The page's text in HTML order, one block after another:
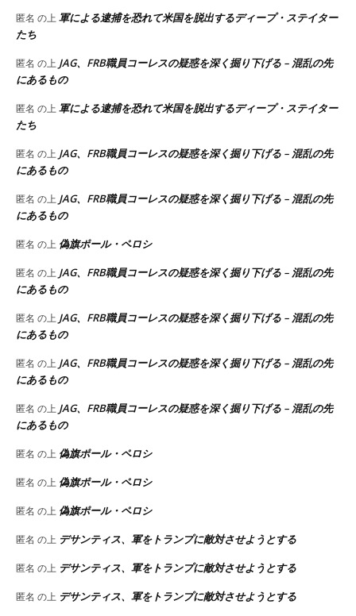
匿名 の上軍による逮捕を恐れて米国を脱出するディープ・ステイター
たち
匿名 の上 JAG、FRB職員コーレスの疑惑を深く掘り下げる – 混乱の先
にあるもの
匿名 の上軍による逮捕を恐れて米国を脱出するディープ・ステイター
たち
匿名 の上 JAG、FRB職員コーレスの疑惑を深く掘り下げる – 混乱の先
にあるもの
匿名 の上 JAG、FRB職員コーレスの疑惑を深く掘り下げる – 混乱の先
にあるもの
匿名 の上 偽旗ポール・ペロシ
匿名 の上 JAG、FRB職員コーレスの疑惑を深く掘り下げる – 混乱の先
にあるもの
匿名 の上 JAG、FRB職員コーレスの疑惑を深く掘り下げる – 混乱の先
にあるもの
匿名 の上 JAG、FRB職員コーレスの疑惑を深く掘り下げる – 混乱の先
にあるもの
匿名 の上 JAG、FRB職員コーレスの疑惑を深く掘り下げる – 混乱の先
にあるもの
匿名 の上 偽旗ポール・ペロシ
匿名 の上 偽旗ポール・ペロシ
匿名 の上 偽旗ポール・ペロシ
匿名 の上 デサンティス、軍をトランプに敵対させようとする
匿名 の上 デサンティス、軍をトランプに敵対させようとする
匿名 の上 デサンティス、軍をトランプに敵対させようとする